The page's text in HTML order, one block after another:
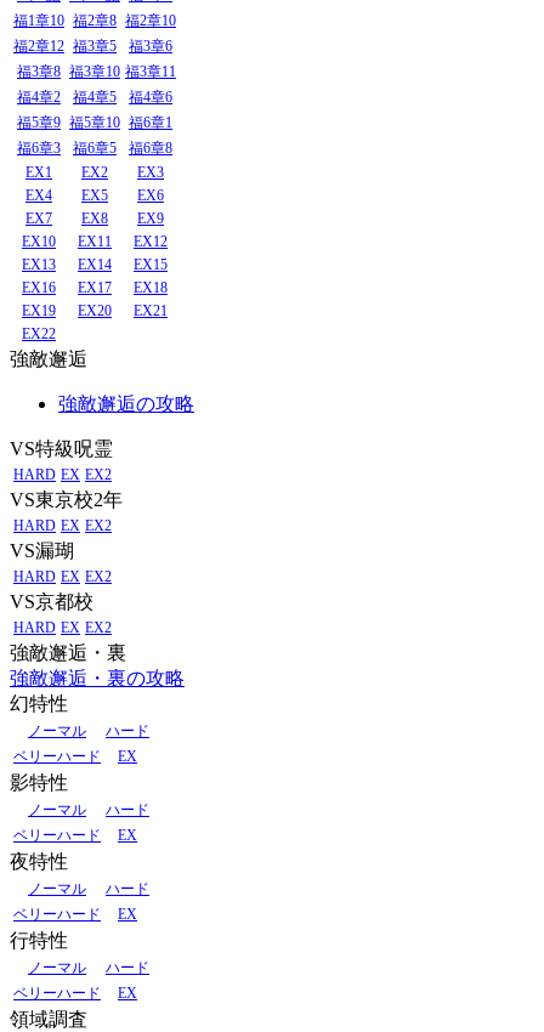
福1章10 福2章8 福2章10
福2章12 福3章5
福3章6
福3章8 福3章10 福3章11
福4章2
福4章5
福4章6
福5章9 福5章10 福6章1
福6章3
福6章5
福6章8
EX1
EX2
EX3
EX4
EX5
EX6
EX7
EX8
EX9
EX10
EX11
EX12
EX13
EX14
EX15
EX16
EX17
EX18
EX19
EX20
EX21
EX22
強敵邂逅
強敵邂逅の攻略
VS特級呪霊
HARD EX EX2
VS東京校2年
HARD EX EX2
VS漏瑚
HARD EX EX2
VS京都校
HARD EX EX2
強敵邂逅・裏
強敵邂逅・裏の攻略
幻特性
ノーマル
ハード
ベリーハード
EX
影特性
ノーマル
ハード
ベリーハード
EX
夜特性
ノーマル
ハード
ベリーハード
EX
行特性
ノーマル
ハード
ベリーハード
EX
領域調査